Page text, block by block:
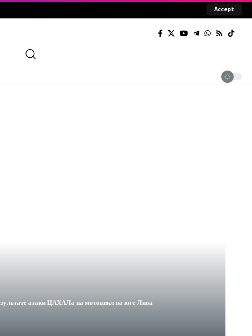
Accept
атаки ЦАХАЛа на мотоцикл на юге Лива